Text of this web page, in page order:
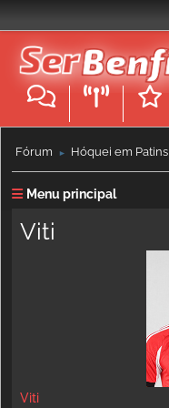
Fórum ► Hóquei em Patins
Menu principal
Viti
Viti